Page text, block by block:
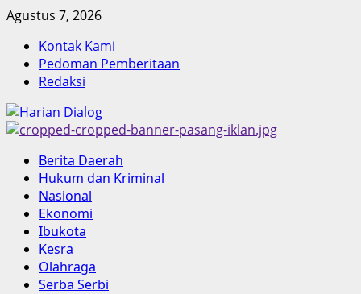
Skip
content
Agustus 7, 2026
Kontak Kami
Pedoman Pemberitaan
Redaksi
Primary
Menu
Berita Daerah
Hukum dan Kriminal
Nasional
Ekonomi
Ibukota
Kesra
Olahraga
Serba Serbi